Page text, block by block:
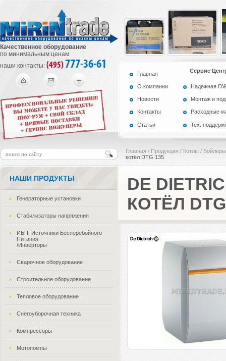
Качественное оборудование
по минимальным ценам
наши контакты: (495) 777-36-61
Главная
О компании
Новости
Контакты
Статьи
Сервис
Надежная
Монтаж и
Расходные
Тех.
Главная / Продукция / Котлы / Бойлеры
котёл DTG 135
НАШИ ПРОДУКТЫ
Генераторные установки
Стабилизаторы напряжения
ИБП: Источники Бесперебойного
Питания
/Инверторы
Сварочное оборудование
Строительное оборудование
Тепловое оборудование
Снегоуборочная техника
Компрессоры
Мотопомпы
DE
КОТЁЛ